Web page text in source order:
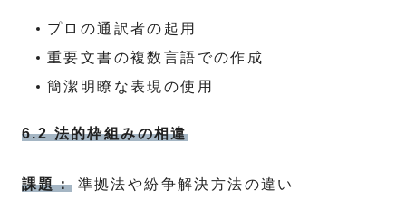
プロの通訳者の起用
重要文書の複数言語での作成
簡潔明瞭な表現の使用
6.2 法的枠組みの相違
課題： 準拠法や紛争解決方法の違い